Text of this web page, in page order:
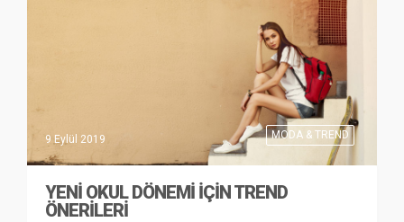
MODA & TREND
9 Eylül 2019
YENI OKUL DÖNEMI İÇIN TREND
ÖNERILERI